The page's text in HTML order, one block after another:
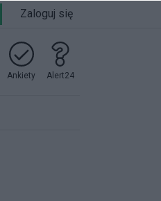
Zaloguj się
Ankiety Alert24